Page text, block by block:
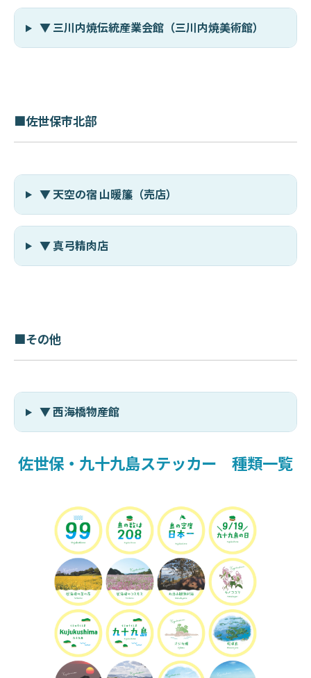
▼ 三川内焼伝統産業会館（三川内焼美術館）
■佐世保市北部
▼ 天空の宿 山暖簾（売店）
▼ 真弓精肉店
■その他
▼ 西海橋物産館
佐世保・九十九島ステッカー 種類一覧